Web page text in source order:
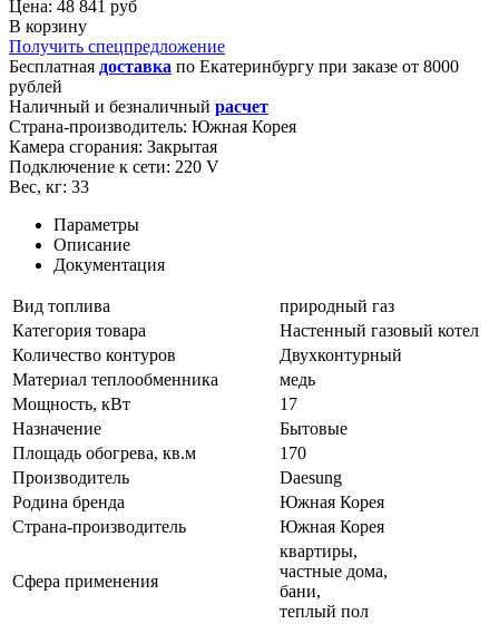
Цена: 48 841 руб
В корзину
Получить спецпредложение
Бесплатная доставка по Екатеринбургу при заказе от 8000
рублей
Наличный и безналичный расчет
Страна-производитель: Южная Корея
Камера сгорания: Закрытая
Подключение к сети: 220 V
Вес, кг: 33
Параметры
Описание
Документация
Вид топлива
природный газ
Категория товара
Настенный газовый котел
Количество контуров
Двухконтурный
Материал теплообменника
медь
Мощность, кВт
17
Назначение
Бытовые
Площадь обогрева, кв.м
170
Производитель
Daesung
Родина бренда
Южная Корея
Страна-производитель
Южная Корея
Сфера применения
квартиры,
частные дома,
бани,
теплый пол